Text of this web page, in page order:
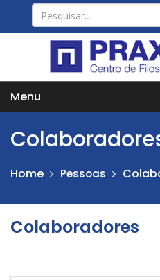
Menu
Home Pessoas
Colaboradores